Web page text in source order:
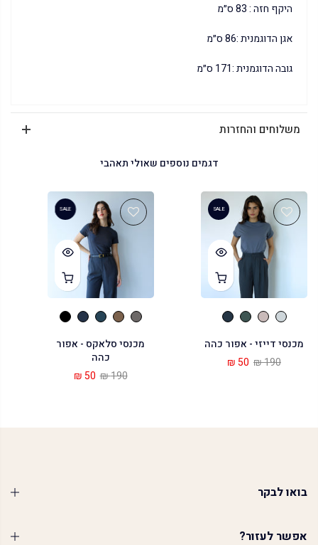
היקף חזה : 83 ס״מ
אגן הדוגמנית :86 ס״מ
גובה הדוגמנית :171 ס״מ
משלוחים והחזרות
דגמים נוספים שאולי תאהבי
SALE
מכנסי דייזי - אפור כהה
190 ₪
50 ₪
SALE
מכנסי סלאקס - אפור
כהה
190 ₪
50 ₪
בואו לבקר
אפשר לעזור?